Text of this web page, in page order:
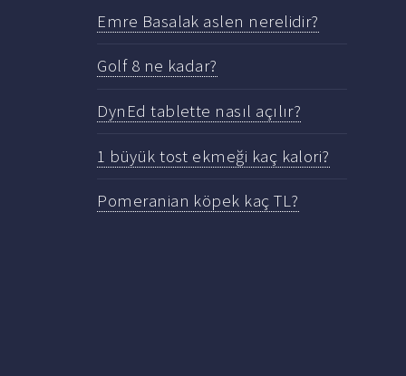
Emre Basalak aslen nerelidir?
Golf 8 ne kadar?
DynEd tablette nasıl açılır?
1 büyük tost ekmeği kaç kalori?
Pomeranian köpek kaç TL?